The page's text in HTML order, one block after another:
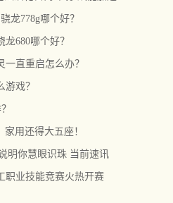
龙778g哪个好？
680哪个好？
直重启怎么办？
戏？
用还得大五座！
明你慧眼识珠 当前速讯
职业技能竞赛火热开赛